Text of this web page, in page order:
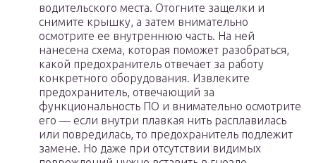
водительского места. Отогните защелки и
снимите крышку, а затем внимательно
осмотрите ее внутреннюю часть. На ней
нанесена схема, которая поможет разобраться,
какой предохранитель отвечает за работу
конкретного оборудования. Извлеките
предохранитель, отвечающий за
функциональность ПО и внимательно осмотрите
его — если внутри плавкая нить расплавилась
или повредилась, то предохранитель подлежит
замене. Но даже при отсутствии видимых